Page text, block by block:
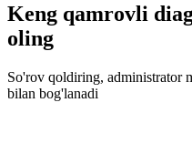
Keng qamrovli
oling
So'rov qoldiring, administrator
bilan bog'lanadi